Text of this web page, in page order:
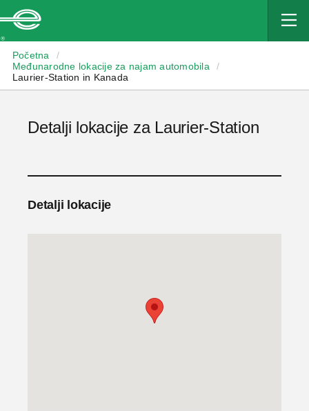
Početna
/
Međunarodne lokacije za najam automobila
/
Laurier-Station in Kanada
Detalji lokacije za Laurier-Station
Detalji lokacije